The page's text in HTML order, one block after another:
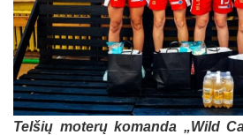
Tel­šių moterų ko­man­da „Wild